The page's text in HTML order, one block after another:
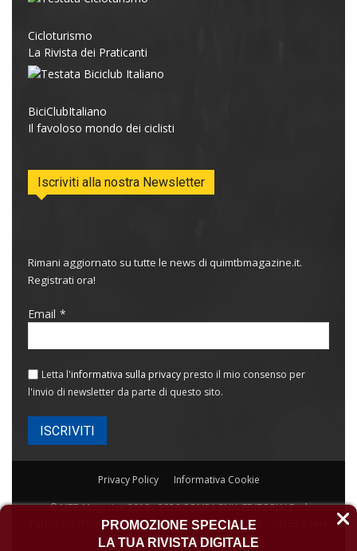
Cicloturismo
La Rivista dei Praticanti
BiciClubItaliano
Il favoloso mondo dei ciclisti
Iscriviti alla nostra Newsletter
Rimani aggiornato su tutte le news di quimtbmagazine.it.
Registrati ora!
Email
Letta l'informativa sulla privacy presto il mio consenso per
l'invio di newsletter da parte di questo sito.
Privacy Policy Informativa Cookie
© MTB Magazine 2019 - 2026 COMPAGNIA EDITORIALE srl
Partita IVA IT01129951008 Sede: Via Capogrossi, 50 – 00155 Roma
Rea RM-420789/77 Capitale 31.200
PROMOZIONE SPECIALE
LA TUA RIVISTA DIGITALE